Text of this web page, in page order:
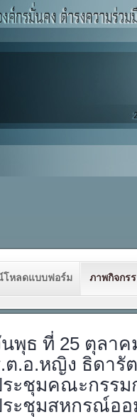
โหลดแบบฟอร์ม ภาพกิจกร
พุธ ที่ 25 ตุลาค
ต.อ.หญิง ธิดารั
ะชุมคณะกรรม
ะชุมสหกรณ์ออ